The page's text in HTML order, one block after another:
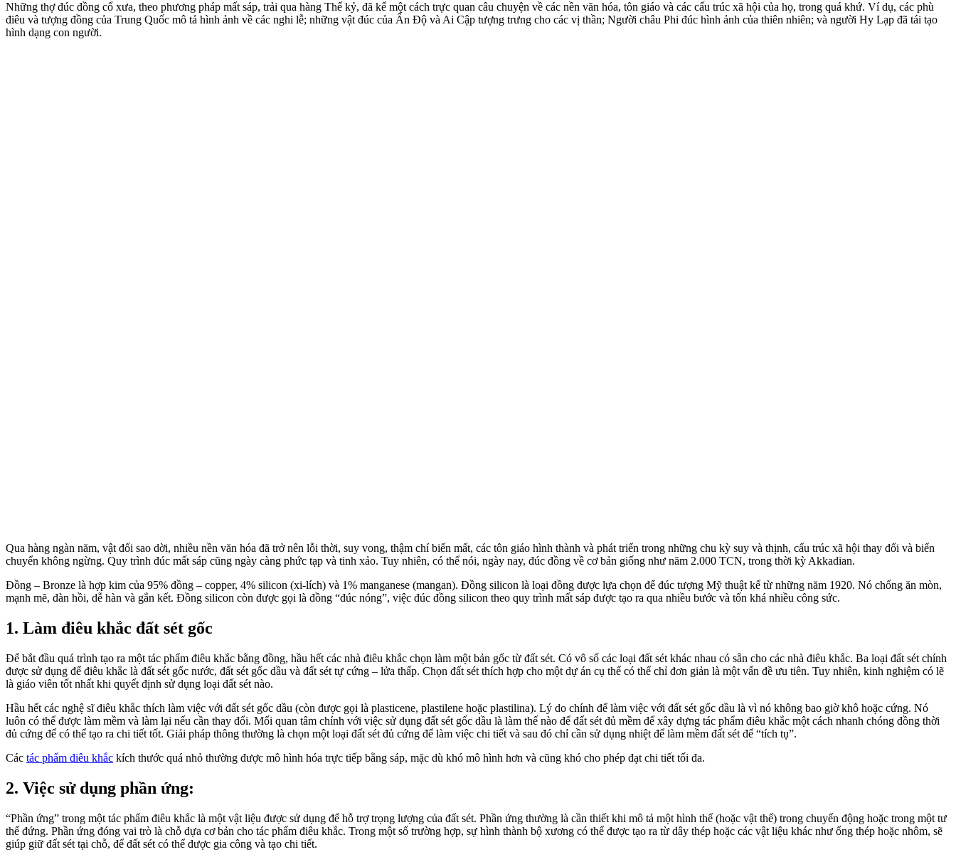
Những thợ đúc đồng cổ xưa, theo phương pháp mất sáp, trải qua hàng Thế kỷ, đã kể một cách trực quan câu chuyện về các nền văn hóa, tôn giáo và các cấu trúc xã hội của họ, trong quá khứ. Ví dụ, các phù
điêu và tượng đồng của Trung Quốc mô tả hình ảnh về các nghi lễ; những vật đúc của Ấn Độ và Ai Cập tượng trưng cho các vị thần; Người châu Phi đúc hình ảnh của thiên nhiên; và người Hy Lạp đã tái tạo
hình dạng con người.
Qua hàng ngàn năm, vật đổi sao dời, nhiều nền văn hóa đã trở nên lỗi thời, suy vong, thậm chí biến mất, các tôn giáo hình thành và phát triển trong những chu kỳ suy và thịnh, cấu trúc xã hội thay đổi và biến
chuyển không ngừng. Quy trình đúc mất sáp cũng ngày càng phức tạp và tinh xảo. Tuy nhiên, có thể nói, ngày nay, đúc đồng về cơ bản giống như năm 2.000 TCN, trong thời kỳ Akkadian.
Đồng – Bronze là hợp kim của 95% đồng – copper, 4% silicon (xi-lích) và 1% manganese (mangan). Đồng silicon là loại đồng được lựa chọn để đúc tượng Mỹ thuật kể từ những năm 1920. Nó chống ăn mòn,
mạnh mẽ, đàn hồi, dễ hàn và gắn kết. Đồng silicon còn được gọi là đồng “đúc nóng”, việc đúc đồng silicon theo quy trình mất sáp được tạo ra qua nhiều bước và tốn khá nhiều công sức.
1. Làm điêu khắc đất sét gốc
Để bắt đầu quá trình tạo ra một tác phẩm điêu khắc bằng đồng, hầu hết các nhà điêu khắc chọn làm một bản gốc từ đất sét. Có vô số các loại đất sét khác nhau có sẵn cho các nhà điêu khắc. Ba loại đất sét chính
được sử dụng để điêu khắc là đất sét gốc nước, đất sét gốc dầu và đất sét tự cứng – lửa thấp. Chọn đất sét thích hợp cho một dự án cụ thể có thể chỉ đơn giản là một vấn đề ưu tiên. Tuy nhiên, kinh nghiệm có lẽ
là giáo viên tốt nhất khi quyết định sử dụng loại đất sét nào.
Hầu hết các nghệ sĩ điêu khắc thích làm việc với đất sét gốc dầu (còn được gọi là plasticene, plastilene hoặc plastilina). Lý do chính để làm việc với đất sét gốc dầu là vì nó không bao giờ khô hoặc cứng. Nó
luôn có thể được làm mềm và làm lại nếu cần thay đổi. Mối quan tâm chính với việc sử dụng đất sét gốc dầu là làm thế nào để đất sét đủ mềm để xây dựng tác phẩm điêu khắc một cách nhanh chóng đồng thời
đủ cứng để có thể tạo ra chi tiết tốt. Giải pháp thông thường là chọn một loại đất sét đủ cứng để làm việc chi tiết và sau đó chỉ cần sử dụng nhiệt để làm mềm đất sét để “tích tụ”.
Các tác phẩm điêu khắc kích thước quá nhỏ thường được mô hình hóa trực tiếp bằng sáp, mặc dù khó mô hình hơn và cũng khó cho phép đạt chi tiết tối đa.
2. Việc sử dụng phần ứng:
“Phần ứng” trong một tác phẩm điêu khắc là một vật liệu được sử dụng để hỗ trợ trọng lượng của đất sét. Phần ứng thường là cần thiết khi mô tả một hình thể (hoặc vật thể) trong chuyển động hoặc trong một tư
thế đứng. Phần ứng đóng vai trò là chỗ dựa cơ bản cho tác phẩm điêu khắc. Trong một số trường hợp, sự hình thành bộ xương có thể được tạo ra từ dây thép hoặc các vật liệu khác như ống thép hoặc nhôm, sẽ
giúp giữ đất sét tại chỗ, để đất sét có thể được gia công và tạo chi tiết.